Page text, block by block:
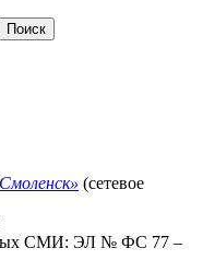
(сетевое
СМИ: ЭЛ № ФС 77 –